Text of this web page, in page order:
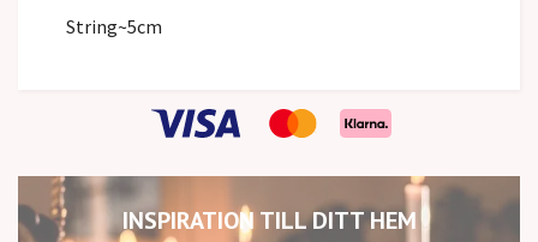
INSPIRATION TILL DITT HEM
String~5cm